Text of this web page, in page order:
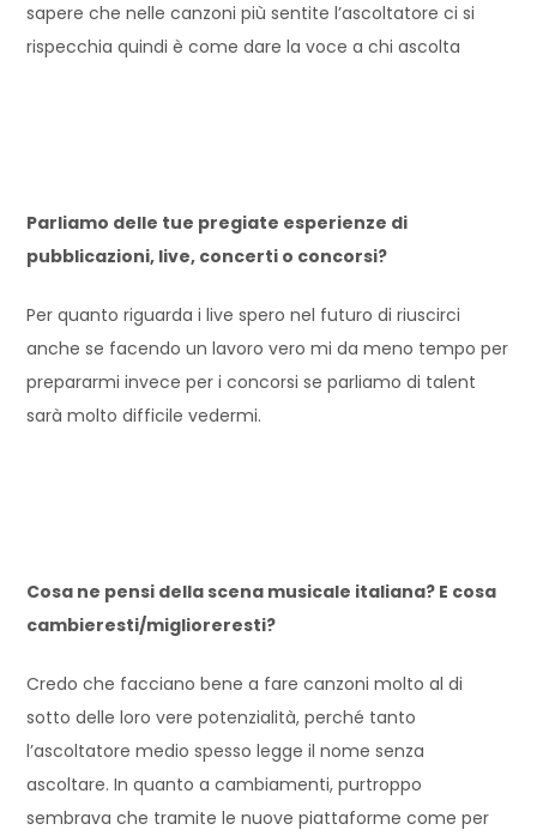
sapere che nelle canzoni più sentite l’ascoltatore ci si
rispecchia quindi è come dare la voce a chi ascolta
Parliamo delle tue pregiate esperienze di
pubblicazioni, live, concerti o concorsi?
Per quanto riguarda i live spero nel futuro di riuscirci
anche se facendo un lavoro vero mi da meno tempo per
prepararmi invece per i concorsi se parliamo di talent
sarà molto difficile vedermi.
Cosa ne pensi della scena musicale italiana? E cosa
cambieresti/miglioreresti?
Credo che facciano bene a fare canzoni molto al di
sotto delle loro vere potenzialità, perché tanto
l’ascoltatore medio spesso legge il nome senza
ascoltare. In quanto a cambiamenti, purtroppo
sembrava che tramite le nuove piattaforme come per